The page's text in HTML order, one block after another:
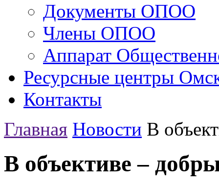
Документы ОПОО
Члены ОПОО
Аппарат
Ресурсные центры
Контакты
Главная Новости В
В объективе –